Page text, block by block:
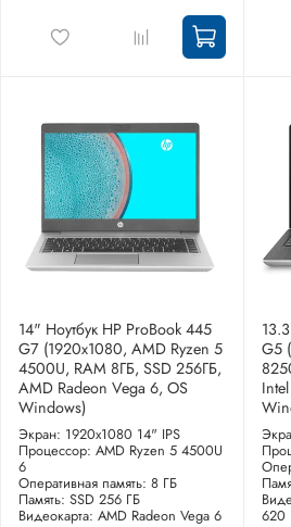
14" Ноутбук HP ProBook 445
G7 (1920x1080, AMD Ryzen 5
4500U, RAM 8ГБ, SSD 256ГБ,
AMD Radeon Vega 6, OS
Windows)
Экран: 1920x1080 14" IPS
Процессор: AMD Ryzen 5 4500U
6
Оперативная память: 8 ГБ
Память: SSD 256 ГБ
Видеокарта: AMD Radeon Vega 6
G5
620